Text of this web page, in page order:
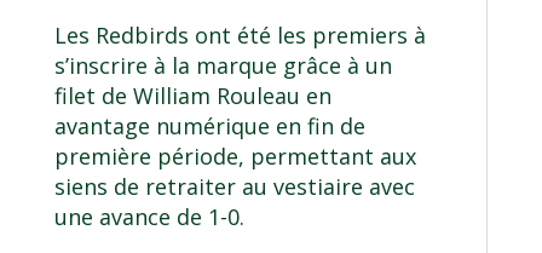
Les Redbirds ont été les premiers à
s’inscrire à la marque grâce à un
filet de William Rouleau en
avantage numérique en fin de
première période, permettant aux
siens de retraiter au vestiaire avec
une avance de 1-0.